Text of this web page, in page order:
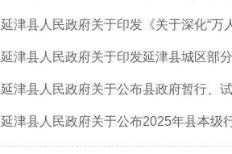
延津县人民政府关于印发《关于深化“万人助万企”活
延津县人民政府关于印发延津县城区部
延津县人民政府关于公布县政府暂行、
延津县人民政府关于公布2025年县本级